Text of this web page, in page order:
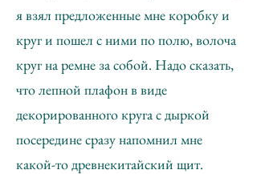
я взял предложенные мне коробку и
круг и пошел с ними по полю, волоча
круг на ремне за собой. Надо сказать,
что лепной плафон в виде
декорированного круга с дыркой
посередине сразу напомнил мне
какой-то древнекитайский щит.